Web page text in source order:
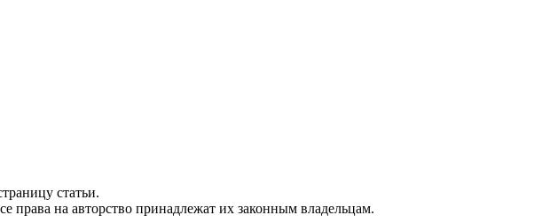
статьи.
права на авторство принадлежат их законным владельцам.